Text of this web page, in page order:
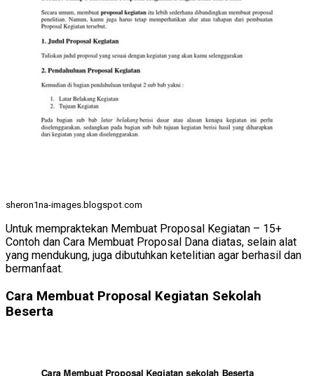
sheron1na-images.blogspot.com
Untuk mempraktekan Membuat Proposal Kegiatan – 15+
Contoh dan Cara Membuat Proposal Dana diatas, selain alat
yang mendukung, juga dibutuhkan ketelitian agar berhasil dan
bermanfaat.
Cara Membuat Proposal Kegiatan Sekolah
Beserta